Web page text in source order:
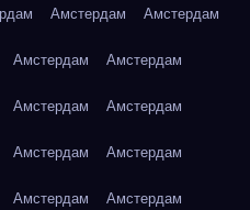
Амстердам Амстердам
Амстердам Амстердам
Амстердам Амстердам
Амстердам Амстердам
Амстердам Амстердам